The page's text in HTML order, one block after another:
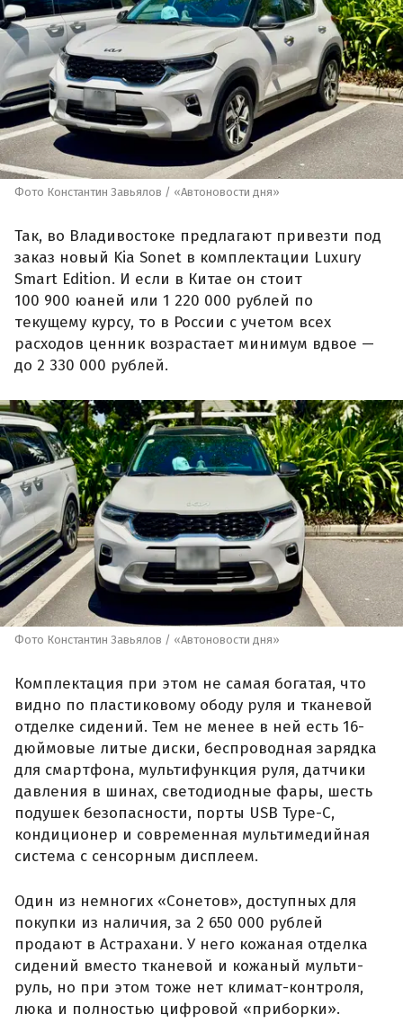
Фото Константин Завьялов / «Автоновости дня»
Так, во Владивостоке предлагают привезти под
заказ новый Kia Sonet в комплектации Luxury
Smart Edition. И если в Китае он стоит
100 900 юаней или 1 220 000 рублей по
текущему курсу, то в России с учетом всех
расходов ценник возрастает минимум вдвое —
до 2 330 000 рублей.
Фото Константин Завьялов / «Автоновости дня»
Комплектация при этом не самая богатая, что
видно по пластиковому ободу руля и тканевой
отделке сидений. Тем не менее в ней есть 16-
дюймовые литые диски, беспроводная зарядка
для смартфона, мультифункция руля, датчики
давления в шинах, светодиодные фары, шесть
подушек безопасности, порты USB Type-C,
кондиционер и современная мультимедийная
система с сенсорным дисплеем.
Один из немногих «Сонетов», доступных для
покупки из наличия, за 2 650 000 рублей
продают в Астрахани. У него кожаная отделка
сидений вместо тканевой и кожаный мульти-
руль, но при этом тоже нет климат-контроля,
люка и полностью цифровой «приборки».